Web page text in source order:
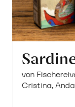
von
Cristina,